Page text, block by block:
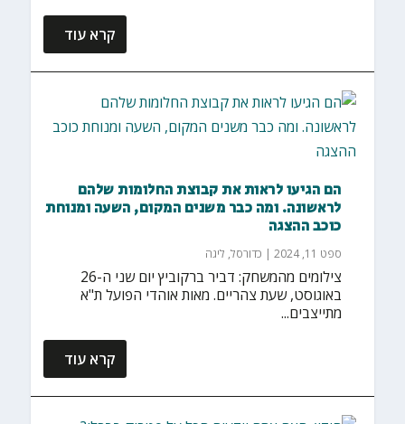
קרא עוד
הם הגיעו לראות את קבוצת החלומות שלהם
לראשונה. ומה כבר משנים המקום, השעה ומנוחת
כוכב ההצגה
ספט 11, 2024 | כדורסל, ליגה
צילומים מהמשחק: דביר ברקוביץ יום שני ה-26
באוגוסט, שעת צהריים. מאות אוהדי הפועל ת"א
מתייצבים...
קרא עוד